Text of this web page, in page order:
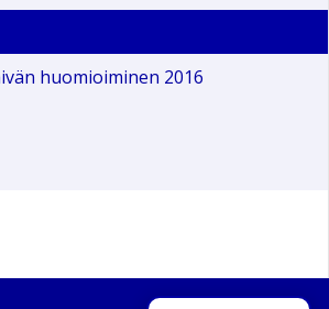
huomioiminen 2016